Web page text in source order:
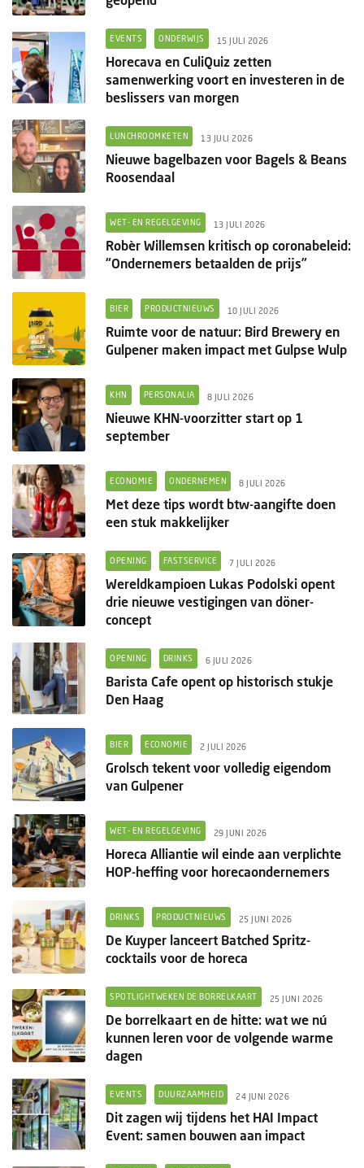
EVENTS ONDERWIJS 15 JULI 2026
Horecava en CuliQuiz zetten
samenwerking voort en investeren in de
beslissers van morgen
LUNCHROOMKETEN 13 JULI 2026
Nieuwe bagelbazen voor Bagels & Beans
Roosendaal
WET- EN REGELGEVING 13 JULI 2026
Robèr Willemsen kritisch op coronabeleid:
“Ondernemers betaalden de prijs”
BIER PRODUCTNIEUWS 10 JULI 2026
Ruimte voor de natuur: Bird Brewery en
Gulpener maken impact met Gulpse Wulp
KHN PERSONALIA 8 JULI 2026
Nieuwe KHN-voorzitter start op 1
september
ECONOMIE ONDERNEMEN 8 JULI 2026
Met deze tips wordt btw-aangifte doen
een stuk makkelijker
OPENING FASTSERVICE 7 JULI 2026
Wereldkampioen Lukas Podolski opent
drie nieuwe vestigingen van döner-
concept
OPENING DRINKS 6 JULI 2026
Barista Cafe opent op historisch stukje
Den Haag
BIER ECONOMIE 2 JULI 2026
Grolsch tekent voor volledig eigendom
van Gulpener
WET- EN REGELGEVING 29 JUNI 2026
Horeca Alliantie wil einde aan verplichte
HOP-heffing voor horecaondernemers
DRINKS PRODUCTNIEUWS 25 JUNI 2026
De Kuyper lanceert Batched Spritz-
cocktails voor de horeca
SPOTLIGHTWEKEN DE BORRELKAART 25 JUNI 2026
De borrelkaart en de hitte: wat we nú
kunnen leren voor de volgende warme
dagen
EVENTS DUURZAAMHEID 24 JUNI 2026
Dit zagen wij tijdens het HAI Impact
Event: samen bouwen aan impact